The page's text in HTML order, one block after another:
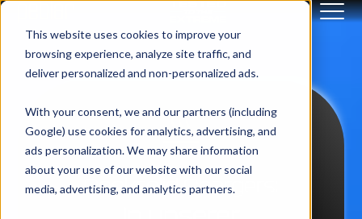
This website uses cookies to improve your
browsing experience, analyze site traffic, and
deliver personalized and non-personalized ads.
With your consent, we and our partners (including
Google) use cookies for analytics, advertising, and
ads personalization. We may share information
about your use of our website with our social
media, advertising, and analytics partners.
Rocksolid Chargers: